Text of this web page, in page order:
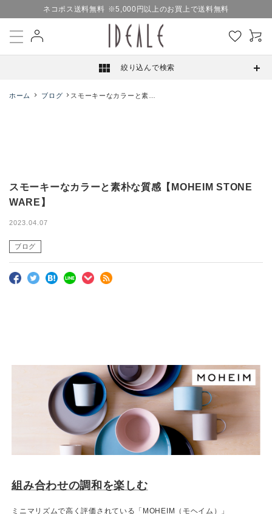
ネコポス送料無料 ※5,000円以上のお買上で送料無料
view_module 絞り込んで検索
ホーム ブログ
スモーキーなカラーと素朴
スモーキーなカラーと素朴な質感【MOHEIM STONE
WARE】
2023.04.07
ブログ
組み合わせの調和を楽しむ
ミニマリズムで高く評価されている「MOHEIM（モヘイム）」